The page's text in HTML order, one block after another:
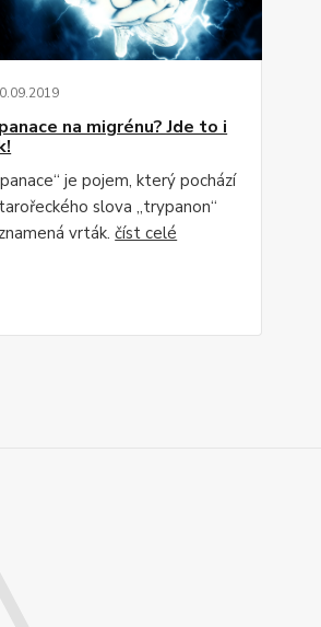
.09.2019
na migrénu? Jde to i
je pojem, který pochází
slova „trypanon“
vrták.číst celé